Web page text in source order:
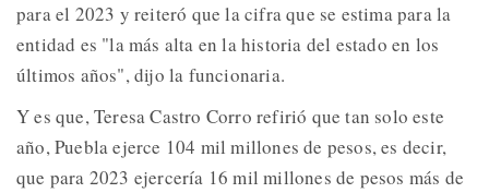
para el 2023 y reiteró que la cifra que se estima para la
entidad es "la más alta en la historia del estado en los
últimos años", dijo la funcionaria.
Y es que, Teresa Castro Corro refirió que tan solo este
año, Puebla ejerce 104 mil millones de pesos, es decir,
que para 2023 ejercería 16 mil millones de pesos más de